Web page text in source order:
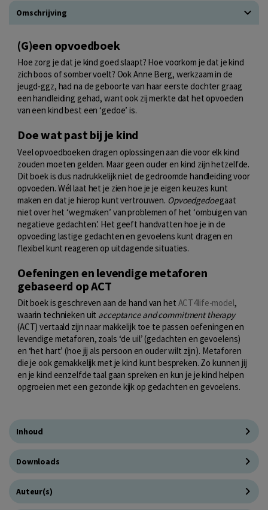
Omschrijving
(G)een opvoedboek
Hoe zorg je dat je kind goed slaapt? Hoe voorkom je dat je kind
zich boos of somber voelt? Ook Anne Berg, werkzaam in de
jeugd-ggz, had na de geboorte van haar eerste dochter graag
een handleiding gehad, want ook zij merkte dat het opvoeden
van een kind best een ‘gedoe’ is.
Doe wat past bij je kind
Veel opvoedboeken dragen oplossingen aan die voor elk kind
zouden moeten gelden. Maar geen ouder en kind zijn hetzelfde.
Dit boek is dus nadrukkelijk niet de gedroomde handleiding voor
opvoeden. Wél laat het je zien hoe je je eigen keuzes kunt
maken en dat je hierop kunt vertrouwen. Opvoedgedoegaat
niet over het ‘wegmaken’ van problemen of het ‘ombuigen van
negatieve gedachten’. Het geeft handvatten hoe je in de
opvoeding lastige gedachten en gevoelens kunt dragen en
flexibel kunt reageren op uitdagende situaties.
Oefeningen en levendige metaforen
gebaseerd op ACT
Dit boek is geschreven aan de hand van het ACT4life-model,
waarin technieken uit acceptance and commitment therapy
(ACT) vertaald zijn naar makkelijk toe te passen oefeningen en
levendige metaforen, zoals ‘de uil’ (gedachten en gevoelens)
en ‘het hart’ (hoe jij als persoon en ouder wilt zijn). Metaforen
die je ook gemakkelijk met je kind kunt bespreken. Zo kunnen jij
en je kind eenzelfde taal gaan spreken en kun je je kind helpen
opgroeien met een gezonde kijk op gedachten en gevoelens.
Inhoud
Downloads
Auteur(s)